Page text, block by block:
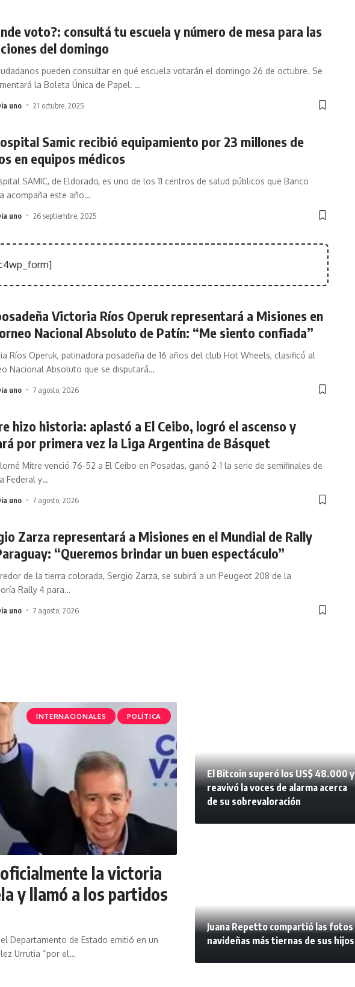
voto?: consultá tu escuela y número de mesa para las
del domingo
pueden consultar en qué escuela votarán el domingo 26 de octubre. Se
la Boleta Única de Papel. …
uno 21 octubre, 2025
Samic recibió equipamiento por 23 millones de
en equipos médicos
SAMIC, de Eldorado, es uno de los 11 centros de salud públicos que Banco
acompaña este año…
uno 26 septiembre, 2025
Victoria Ríos Operuk representará a Misiones en
Nacional Absoluto de Patín: “Me siento confiada”
Ríos Operuk, patinadora posadeña de 16 años del club Hot Wheels, clasificó al
Nacional Absoluto que se disputará…
uno 7 agosto, 2026
hizo historia: aplastó a El Ceibo, logró el ascenso y
por primera vez la Liga Argentina de Básquet
Mitre venció 76-52 a El Ceibo en Posadas, ganó 2-1 la serie de semifinales de
Federal y…
uno 7 agosto, 2026
Zarza representará a Misiones en el Mundial de Rally
“Queremos brindar un buen espectáculo”
de la tierra colorada, Sergio Zarza, se subirá a un Peugeot 208 de la
Rally 4 para…
uno 7 agosto, 2026
INTERNACIONALES POLÍTICA
la victoria
y llamó a los partidos
Departamento de Estado emitió en un
Urrutia “por el…
El Bitcoin superó los US$ 48.000 y
reavivó la voces de alarma acerca
de su sobrevaloración
Juana Repetto compartió las fotos
navideñas más tiernas de sus hijos